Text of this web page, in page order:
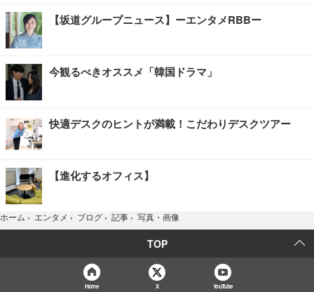
【坂道グループニュース】ーエンタメRBBー
今観るべきオススメ「韓国ドラマ」
快適デスクのヒントが満載！こだわりデスクツアー
【進化するオフィス】
ホーム › エンタメ › ブログ › 記事 › 写真・画像
TOP
Home X YouTube